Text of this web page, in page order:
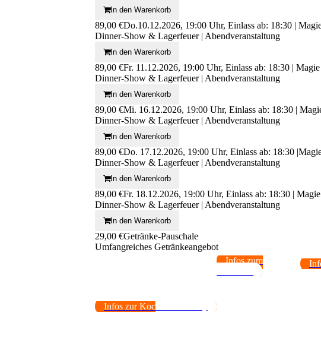
In den Warenkorb
89,00 €Do.10.12.2026, 19:00 Uhr, Einlass ab: 18:30 |
Dinner-Show & Lagerfeuer | Abendveranstaltung
In den Warenkorb
89,00 €Fr. 11.12.2026, 19:00 Uhr, Einlass ab: 18:30 |
Dinner-Show & Lagerfeuer | Abendveranstaltung
In den Warenkorb
89,00 €Mi. 16.12.2026, 19:00 Uhr, Einlass ab: 18:30 |
Dinner-Show & Lagerfeuer | Abendveranstaltung
In den Warenkorb
89,00 €Do. 17.12.2026, 19:00 Uhr, Einlass ab: 18:30
Dinner-Show & Lagerfeuer | Abendveranstaltung
In den Warenkorb
89,00 €Fr. 18.12.2026, 19:00 Uhr, Einlass ab: 18:30 |
Dinner-Show & Lagerfeuer | Abendveranstaltung
In den Warenkorb
29,00 €Getränke-Pauschale
Umfangreiches Getränkeangebot
Infos zum
Infos zur Koch-Show-Party